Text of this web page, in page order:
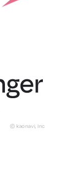
© kaonavi, Inc